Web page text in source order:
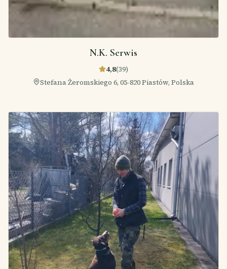
N.K. Serwis
4,8(39)
Stefana Żeromskiego 6, 05-820 Piastów, Polska